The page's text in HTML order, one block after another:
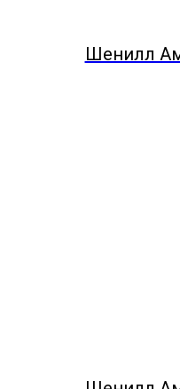
Шенилл